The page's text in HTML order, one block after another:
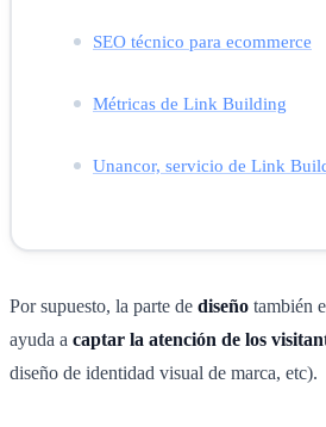
SEO técnico para ecommerce
Métricas de Link Building
Unancor, servicio de Link
Por supuesto, la parte de diseño también
ayuda a captar la atención de los
diseño de identidad visual de marca, etc).